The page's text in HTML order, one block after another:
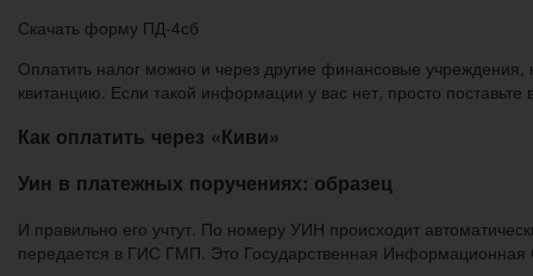
Скачать форму ПД-4сб
Оплатить налог можно и через другие финансовые
квитанцию. Если такой информации у вас нет, просто
Как оплатить через «Киви»
Уин в платежных поручениях: образец
И правильно его учтут. По номеру УИН происходит
передается в ГИС ГМП. Это Государственная